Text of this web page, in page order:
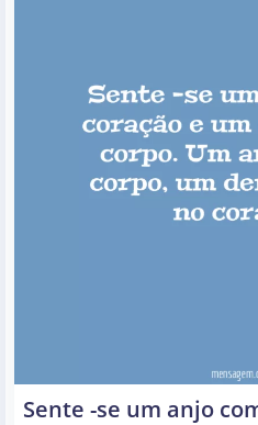
Sente -se um anjo